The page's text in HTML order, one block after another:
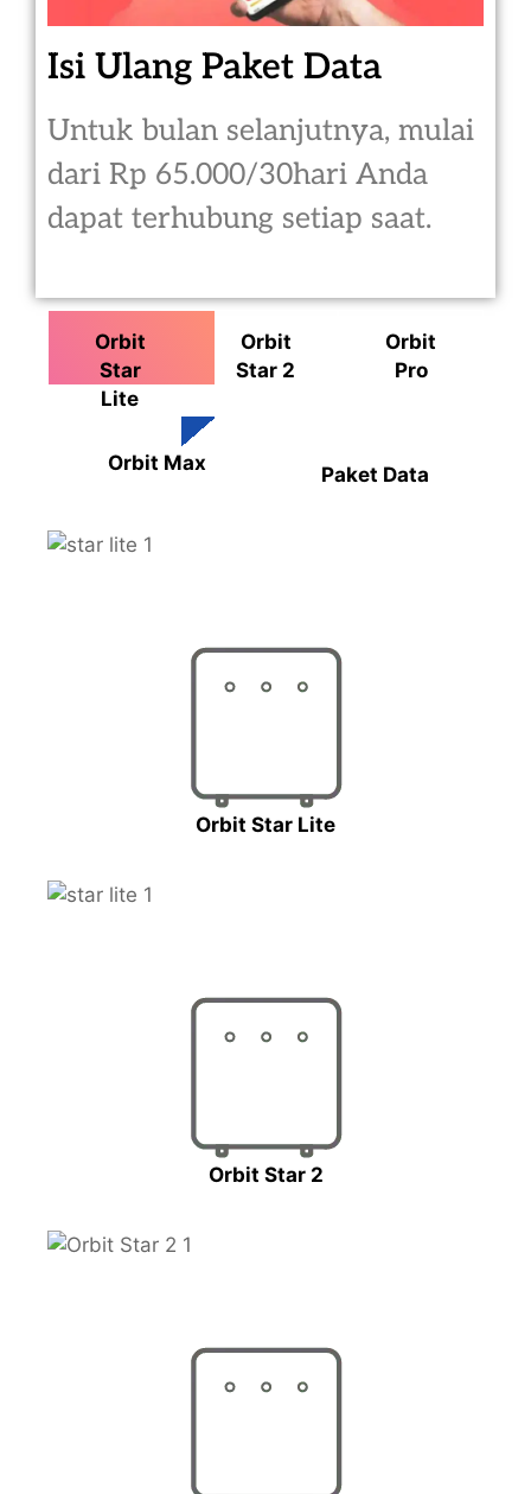
Isi Ulang Paket Data
Untuk bulan selanjutnya, mulai
dari Rp 65.000/30hari Anda
dapat terhubung setiap saat.
Orbit
Star
Lite
Orbit
Star 2
Orbit
Pro
Orbit Max Paket Data
Orbit Star Lite
Orbit Star 2